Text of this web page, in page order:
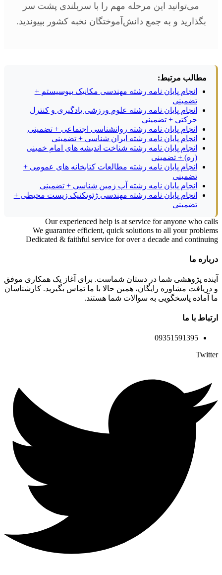
می‌توانید این مرحله مهم را با سربلندی پشت سر
بگذارید و به جمع دانش‌آموختگان نخبه کشور بپیوندید.
مطالب مرتبط:
انجام پایان نامه رشته مهندسی مکانیک بیوسیستم +
تضمینی
انجام پایان نامه رشته علوم ورزشی یادگیری و کنترل
حرکتی + تضمینی
انجام پایان نامه رشته روانشناسی اجتماعی + تضمینی
انجام پایان نامه رشته ایران شناسی + تضمینی
انجام پایان نامه رشته شناخت اندیشه های امام خمینی
(ره) + تضمینی
انجام پایان نامه رشته مطالعات کتابخانه های عمومی +
تضمینی
انجام پایان نامه رشته آب زمین شناسی + تضمینی
انجام پایان نامه رشته مهندسی ژئوتکنیک زیست محیطی +
تضمینی
Our experienced help is at service for anyone who calls
We guarantee efficient, quick solutions to all your problems
Dedicated & faithful service for over a decade and continuing
درباره ما
آینده پژوهشی شما در دستان شماست. برای آغاز یک همکاری موفق
و دریافت مشاوره رایگان، همین حالا با ما تماس بگیرید. کارشناسان
ما آماده پاسخگویی به سوالات شما هستند.
ارتباط با ما
09351591395
Twitter